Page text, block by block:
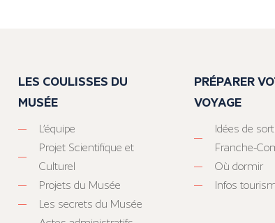
LES COULISSES DU
MUSÉE
L’équipe
Projet Scientifique et
Culturel
Projets du Musée
Les secrets du Musée
PRÉPARER
VOYAGE
Idées de
Franche-
Où dormir
Infos